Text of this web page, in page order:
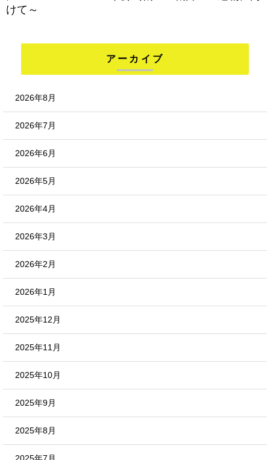
けて～
アーカイブ
2026年8月
2026年7月
2026年6月
2026年5月
2026年4月
2026年3月
2026年2月
2026年1月
2025年12月
2025年11月
2025年10月
2025年9月
2025年8月